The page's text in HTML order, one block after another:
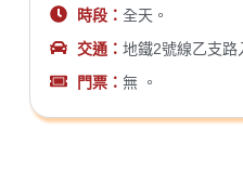
時段：全天。
交通：地鐵2號線乙支路
門票：無 。